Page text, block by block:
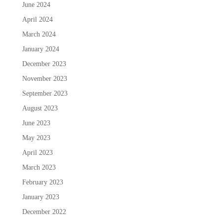
June 2024
April 2024
March 2024
January 2024
December 2023
November 2023
September 2023
August 2023
June 2023
May 2023
April 2023
March 2023
February 2023
January 2023
December 2022